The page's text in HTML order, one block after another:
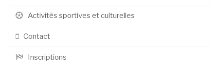
Activitès sportives et culturelles
Contact
Inscriptions